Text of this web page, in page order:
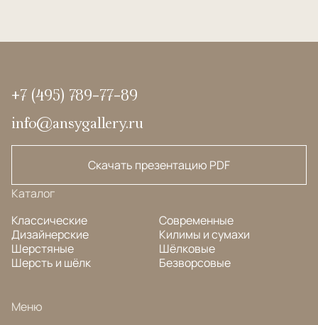
+7 (495) 789-77-89
info@ansygallery.ru
Скачать презентацию PDF
Каталог
Классические
Дизайнерские
Шерстяные
Шерсть и шёлк
Современные
Килимы и сумахи
Шёлковые
Безворсовые
Меню